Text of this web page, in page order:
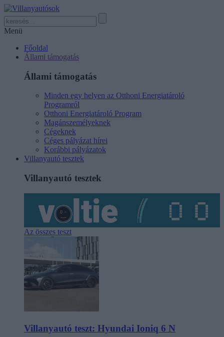
Menü
Főoldal
Állami támogatás
Állami támogatás
Minden egy helyen az Otthoni Energiatároló
Programról
Otthoni Energiatároló Program
Magánszemélyeknek
Cégeknek
Céges pályázat hírei
Korábbi pályázatok
Villanyautó tesztek
Villanyautó tesztek
Az összes teszt
Villanyautó teszt: Hyundai Ioniq 6 N